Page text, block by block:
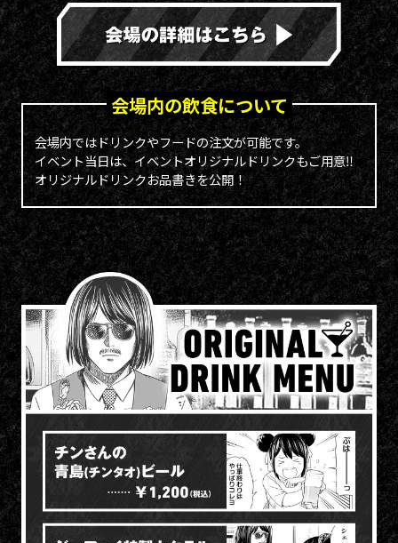
会場内の飲食について
会場内ではドリンクやフードの注文が可能です。
イベント当日は、イベントオリジナルドリンクもご用意‼
オリジナルドリンクお品書きを公開！